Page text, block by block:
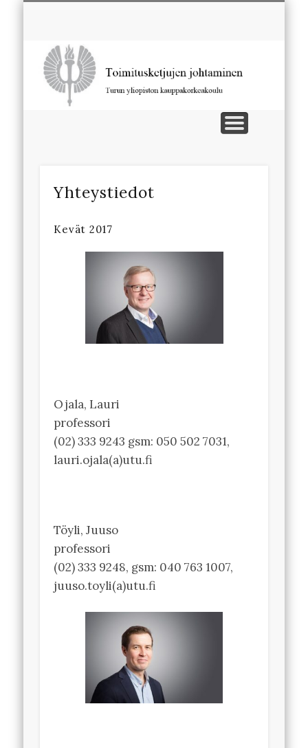
Yhteystiedot
Kevät 2017
Ojala, Lauri
professori
(02) 333 9243 gsm: 050 502 7031,
lauri.ojala(a)utu.fi
Töyli, Juuso
professori
(02) 333 9248, gsm: 040 763 1007,
juuso.toyli(a)utu.fi